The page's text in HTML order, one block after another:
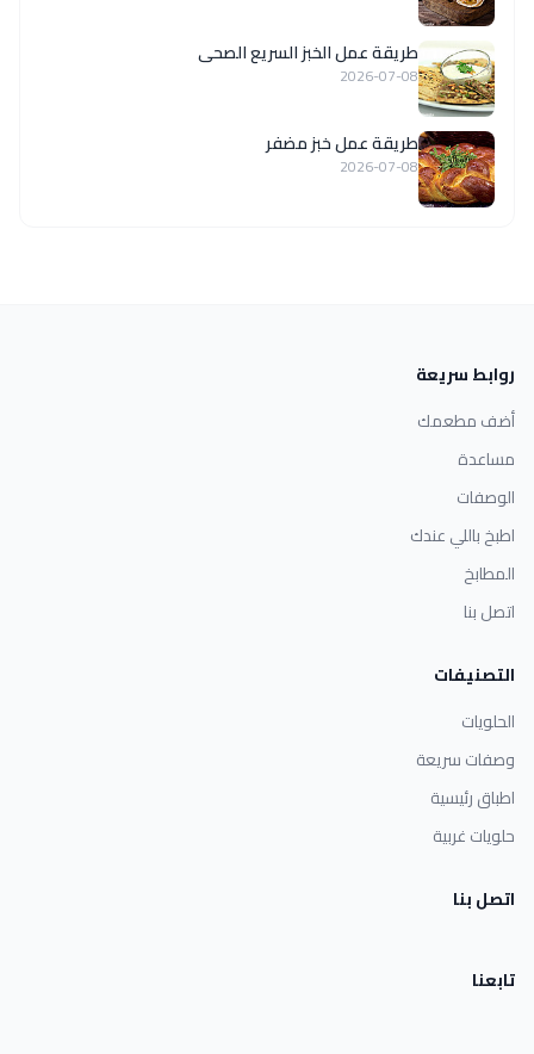
طريقة عمل الخبز السريع الصحى
2026-07-08
طريقة عمل خبز مضفر
2026-07-08
روابط سريعة
أضف مطعمك
مساعدة
الوصفات
اطبخ باللي عندك
المطابخ
اتصل بنا
التصنيفات
الحلويات
وصفات سريعة
اطباق رئيسية
حلويات غربية
اتصل بنا
تابعنا